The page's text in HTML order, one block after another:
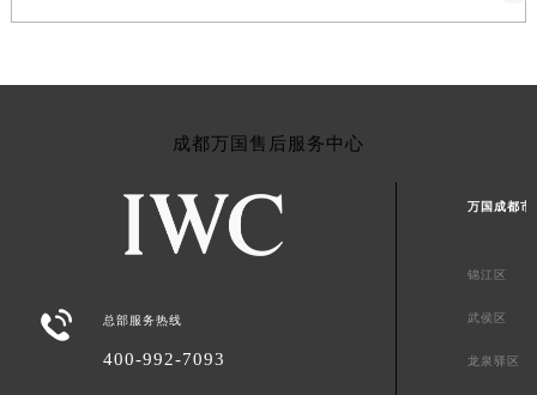
成都万国售后服务中心
 总部服务热线
400-992-7093
万国成都市
锦江区
武侯区
龙泉驿区